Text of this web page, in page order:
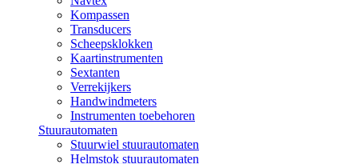
Kompassen
Transducers
Scheepsklokken
Kaartinstrumenten
Sextanten
Verrekijkers
Handwindmeters
Instrumenten toebehoren
Stuurautomaten
Stuurwiel stuurautomaten
Helmstok stuurautomaten